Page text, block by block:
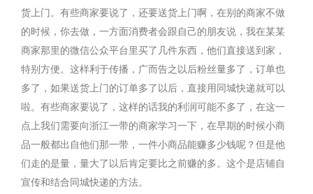
货上门。有些商家要说了，还要送货上门啊，在别的商家不做
的时候，你去做，一方面消费者会跟自己的朋友说，我在某某
商家那里的微信公众平台里买了几件东西，他们直接送到家，
特别方便。这样利于传播，广而告之以后粉丝量多了，订单也
多了，如果送货上门的订单多了以后，直接用同城快递就可以
啦。有些商家要说了，这样的话我的利润可能不多了，在这一
点上我们需要向浙江一带的商家学习一下，在早期的时候小商
品一般都出自他们那一带，一件小商品能赚多少钱呢？但是他
们走的是量，量大了以后肯定要比之前赚的多。这个是店铺自
宣传和结合同城快递的方法。